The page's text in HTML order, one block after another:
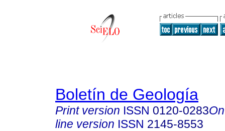
Boletín de Geología
Print version ISSN 0120-0283
line version ISSN 2145-8553